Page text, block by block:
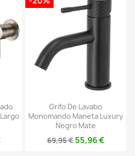
Grifo De Lavabo
Monomando Maneta Luxury
Negro Mate
69,95 € 55,96 €